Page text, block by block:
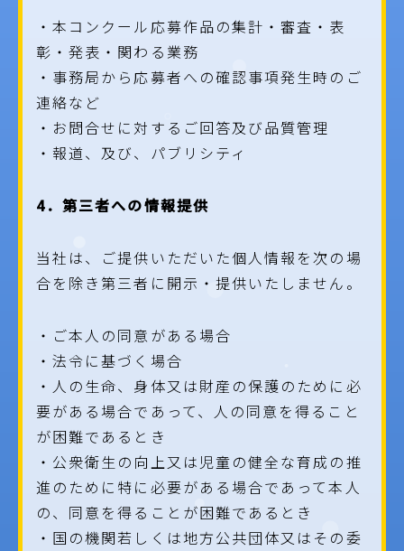
・本コンクール応募作品の集計・審査・表
彰・発表・関わる業務
・事務局から応募者への確認事項発生時のご
連絡など
・お問合せに対するご回答及び品質管理
・報道、及び、パブリシティ
4．第三者への情報提供
当社は、ご提供いただいた個人情報を次の場
合を除き第三者に開示・提供いたしません。
・ご本人の同意がある場合
・法令に基づく場合
・人の生命、身体又は財産の保護のために必
要がある場合であって、人の同意を得ること
が困難であるとき
・公衆衛生の向上又は児童の健全な育成の推
進のために特に必要がある場合であって本人
の、同意を得ることが困難であるとき
・国の機関若しくは地方公共団体又はその委